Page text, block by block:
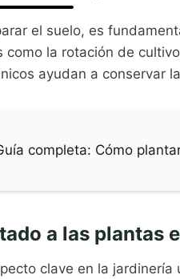
el suelo, es
como la rotación de
ayudan a conservar
completa: Cómo
a las plantas
clave en la